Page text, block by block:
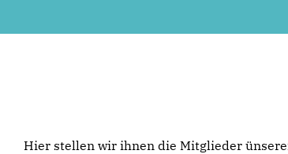
Hier stellen wir ihnen die Mitglieder